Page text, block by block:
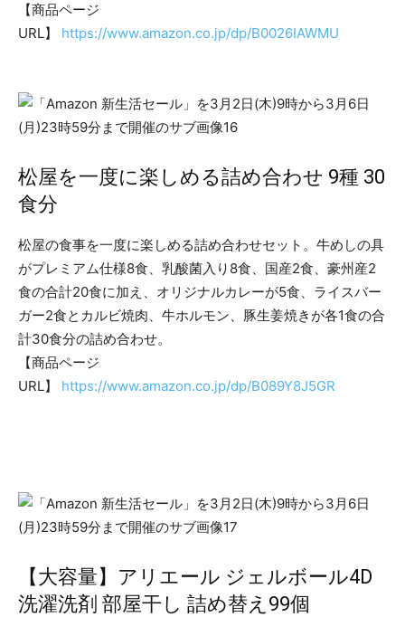
【商品ページ
URL】 https://www.amazon.co.jp/dp/B0026IAWMU
松屋を一度に楽しめる詰め合わせ 9種 30
食分
松屋の食事を一度に楽しめる詰め合わせセット。牛めしの具
がプレミアム仕様8食、乳酸菌入り8食、国産2食、豪州産2
食の合計20食に加え、オリジナルカレーが5食、ライスバー
ガー2食とカルビ焼肉、牛ホルモン、豚生姜焼きが各1食の合
計30食分の詰め合わせ。
【商品ページ
URL】 https://www.amazon.co.jp/dp/B089Y8J5GR
【大容量】アリエール ジェルボール4D
洗濯洗剤 部屋干し 詰め替え99個